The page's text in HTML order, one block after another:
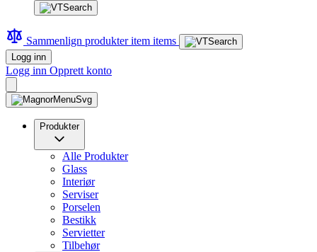
Sammenlign produkteritem items
Logg inn
Logg inn Opprett konto
Produkter
Alle Produkter
Glass
Interiør
Serviser
Porselen
Bestikk
Servietter
Tilbehør